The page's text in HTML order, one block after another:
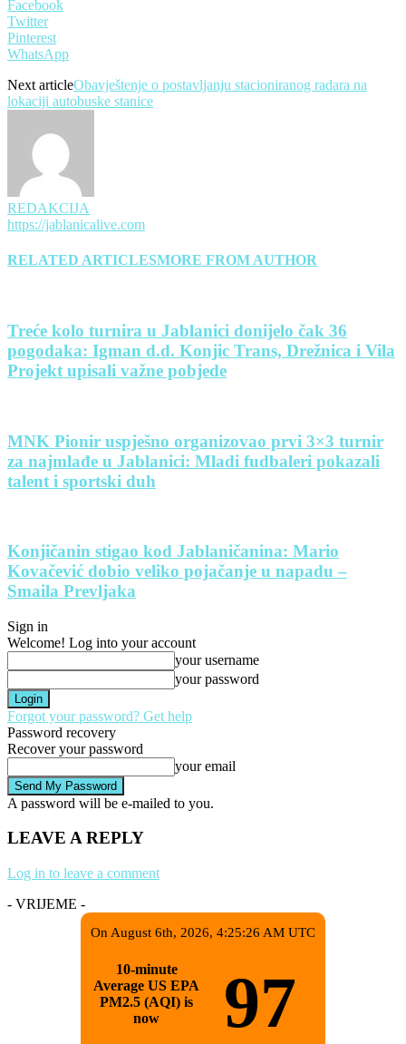
Facebook
Twitter
Pinterest
WhatsApp
Next articleObavještenje o postavljanju stacioniranog radara na
lokaciji autobuske stanice
REDAKCIJA
https://jablanicalive.com
RELATED ARTICLESMORE FROM AUTHOR
Treće kolo turnira u Jablanici donijelo čak 36
pogodaka: Igman d.d. Konjic Trans, Drežnica i Vila
Projekt upisali važne pobjede
MNK Pionir uspješno organizovao prvi 3×3 turnir
za najmlađe u Jablanici: Mladi fudbaleri pokazali
talent i sportski duh
Konjičanin stigao kod Jablaničanina: Mario
Kovačević dobio veliko pojačanje u napadu –
Smaila Prevljaka
Sign in
Welcome! Log into your account
your username
your password
Forgot your password? Get help
Password recovery
Recover your password
your email
A password will be e-mailed to you.
LEAVE A REPLY
Log in to leave a comment
- VRIJEME -
On August 6th, 2026, 4:25:26 AM UTC
10-minute
Average US EPA
PM2.5 (AQI) is
now
97